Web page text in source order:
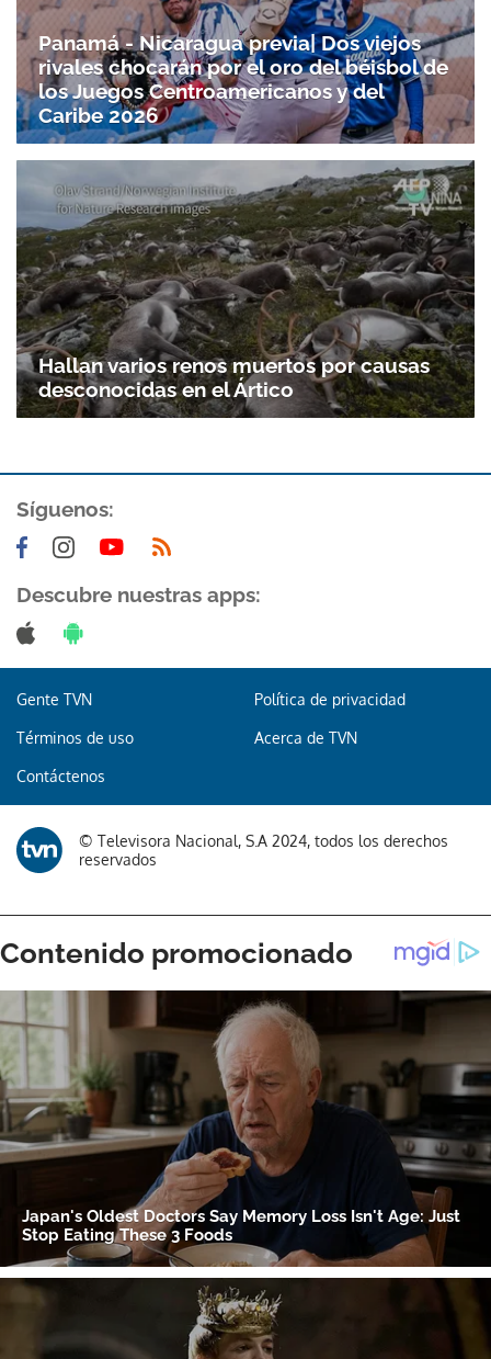
ACEPTAR
Panamá - Nicaragua previa| Dos viejos
rivales chocarán por el oro del béisbol de
los Juegos Centroamericanos y del
Caribe 2026
Hallan varios renos muertos por causas
desconocidas en el Ártico
Síguenos:
Descubre nuestras apps:
Gente TVN Política de privacidad
Términos de uso Acerca de TVN
Contáctenos
© Televisora Nacional, S.A 2024, todos los derechos
reservados